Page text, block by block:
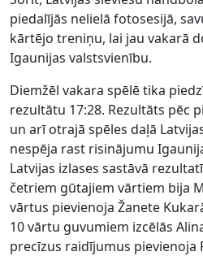
piedalījās nelielā fotosesijā,
kārtējo treniņu, lai jau vakarā
Igaunijas valstsvienību.
Diemžēl vakara spēlē tika
rezultātu 17:28. Rezultāts pēc
un arī otrajā spēles daļā
nespēja rast risinājumu
Latvijas izlases sastāvā
četriem gūtajiem vārtiem bija
vārtus pievienoja Žanete
10 vārtu guvumiem izcēlās
precīzus raidījumus pievienoja